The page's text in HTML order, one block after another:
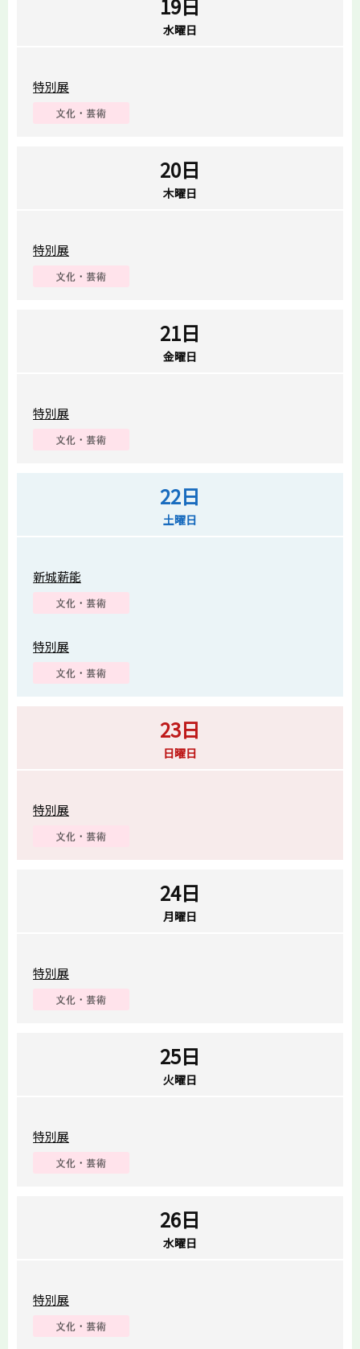
19日
水曜日
特別展
20日
木曜日
特別展
21日
金曜日
特別展
22日
土曜日
新城薪能
特別展
23日
日曜日
特別展
24日
月曜日
特別展
25日
火曜日
特別展
26日
水曜日
特別展